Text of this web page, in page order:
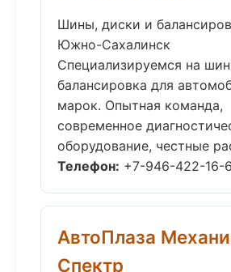
Шины, диски и
Южно-Сахалинск
Специализируемся на
балансировка для
марок. Опытная команда,
современное
оборудование, честные
Телефон: +7-946-422-16-
АвтоПлаза
Спектр